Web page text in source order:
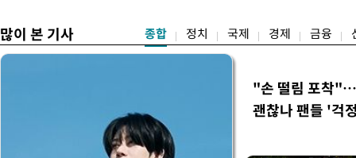
많이 본 기사 종합 정치 국제 경제 금융
"손 떨림 포착
괜찮나 팬들 '걱